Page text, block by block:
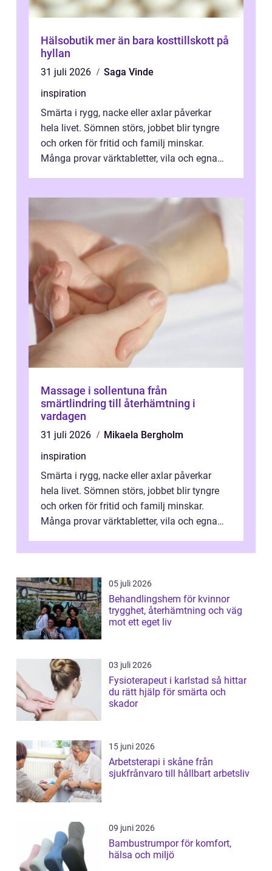
Hälsobutik mer än bara kosttillskott på
hyllan
31 juli 2026
Saga Vinde
inspiration
Smärta i rygg, nacke eller axlar påverkar
hela livet. Sömnen störs, jobbet blir tyngre
och orken för fritid och familj minskar.
Många provar värktabletter, vila och egna
Massage i sollentuna från
smärtlindring till återhämtning i
vardagen
31 juli 2026
Mikaela Bergholm
inspiration
Smärta i rygg, nacke eller axlar påverkar
hela livet. Sömnen störs, jobbet blir tyngre
och orken för fritid och familj minskar.
Många provar värktabletter, vila och egna
05 juli 2026
Behandlingshem för kvinnor
trygghet, återhämtning och väg
mot ett eget liv
03 juli 2026
Fysioterapeut i karlstad så hittar
du rätt hjälp för smärta och
skador
15 juni 2026
Arbetsterapi i skåne från
sjukfrånvaro till hållbart arbetsliv
09 juni 2026
Bambustrumpor för komfort,
hälsa och miljö